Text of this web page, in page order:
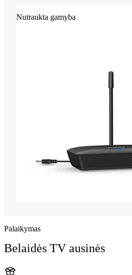
Nutraukta gamyba
Palaikymas
Belaidės TV ausinės